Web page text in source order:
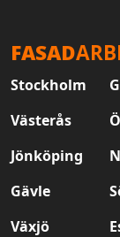
FASAD
Stockholm
Västerås
Jönköping
Gävle
Växjö